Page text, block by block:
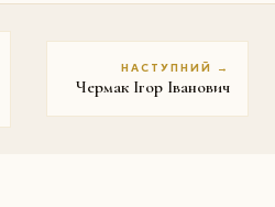
НАСТУПНИЙ →
Чермак Ігор Іванович